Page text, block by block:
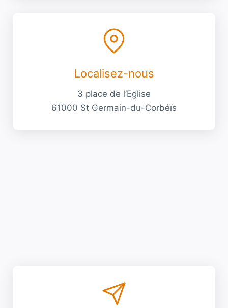
Localisez-nous
3 place de l’Eglise
61000 St Germain-du-Corbéïs